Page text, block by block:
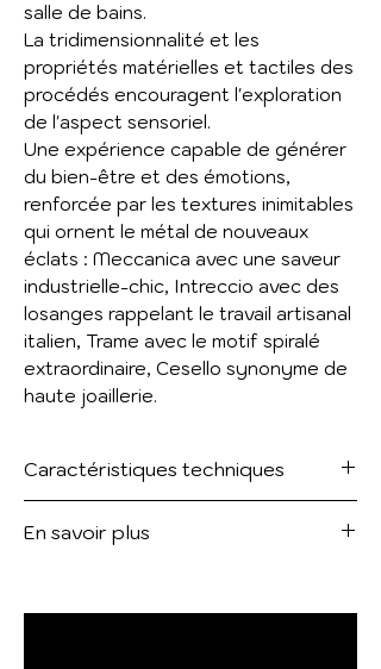
salle de bains.
La tridimensionnalité et les
propriétés matérielles et tactiles des
procédés encouragent l'exploration
de l'aspect sensoriel.
Une expérience capable de générer
du bien-être et des émotions,
renforcée par les textures inimitables
qui ornent le métal de nouveaux
éclats : Meccanica avec une saveur
industrielle-chic, Intreccio avec des
losanges rappelant le travail artisanal
italien, Trame avec le motif spiralé
extraordinaire, Cesello synonyme de
haute joaillerie.
Caractéristiques techniques
moyenne.54091
En savoir plus